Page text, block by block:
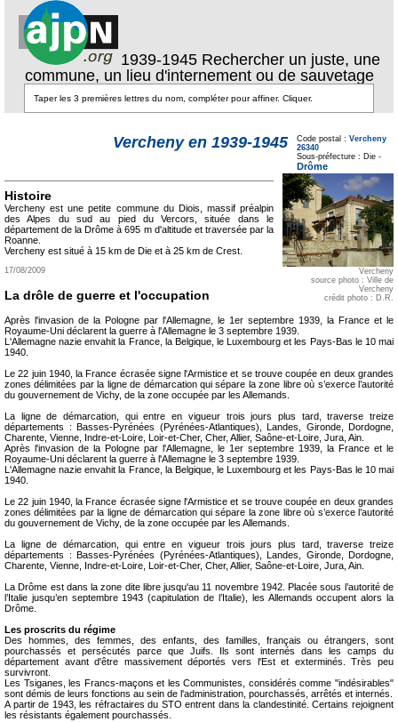
1939-1945 Rechercher un juste, une
commune, un lieu d'internement ou de sauvetage
Vercheny en 1939-1945
Code postal : Vercheny
26340
Sous-préfecture : Die -
Drôme
Vercheny
source photo : Ville de
Vercheny
crédit photo : D.R.
Histoire
Vercheny est une petite commune du Diois, massif préalpin
des Alpes du sud au pied du Vercors, située dans le
département de la Drôme à 695 m d'altitude et traversée par la
Roanne.
Vercheny est situé à 15 km de Die et à 25 km de Crest.
17/08/2009
La drôle de guerre et l'occupation
Après l'invasion de la Pologne par l'Allemagne, le 1er septembre 1939, la France et le
Royaume-Uni déclarent la guerre à l'Allemagne le 3 septembre 1939.
L'Allemagne nazie envahit la France, la Belgique, le Luxembourg et les Pays-Bas le 10 mai
1940.
Le 22 juin 1940, la France écrasée signe l'Armistice et se trouve coupée en deux grandes
zones délimitées par la ligne de démarcation qui sépare la zone libre où s’exerce l’autorité
du gouvernement de Vichy, de la zone occupée par les Allemands.
La ligne de démarcation, qui entre en vigueur trois jours plus tard, traverse treize
départements : Basses-Pyrénées (Pyrénées-Atlantiques), Landes, Gironde, Dordogne,
Charente, Vienne, Indre-et-Loire, Loir-et-Cher, Cher, Allier, Saône-et-Loire, Jura, Ain.
Après l'invasion de la Pologne par l'Allemagne, le 1er septembre 1939, la France et le
Royaume-Uni déclarent la guerre à l'Allemagne le 3 septembre 1939.
L'Allemagne nazie envahit la France, la Belgique, le Luxembourg et les Pays-Bas le 10 mai
1940.
Le 22 juin 1940, la France écrasée signe l'Armistice et se trouve coupée en deux grandes
zones délimitées par la ligne de démarcation qui sépare la zone libre où s’exerce l’autorité
du gouvernement de Vichy, de la zone occupée par les Allemands.
La ligne de démarcation, qui entre en vigueur trois jours plus tard, traverse treize
départements : Basses-Pyrénées (Pyrénées-Atlantiques), Landes, Gironde, Dordogne,
Charente, Vienne, Indre-et-Loire, Loir-et-Cher, Cher, Allier, Saône-et-Loire, Jura, Ain.
La Drôme est dans la zone dite libre jusqu'au 11 novembre 1942. Placée sous l’autorité de
l’Italie jusqu’en septembre 1943 (capitulation de l’Italie), les Allemands occupent alors la
Drôme.
Les proscrits du régime
Des hommes, des femmes, des enfants, des familles, français ou étrangers, sont
pourchassés et persécutés parce que Juifs. Ils sont internés dans les camps du
département avant d'être massivement déportés vers l'Est et exterminés. Très peu
survivront.
Les Tsiganes, les Francs-maçons et les Communistes, considérés comme "indésirables"
sont démis de leurs fonctions au sein de l'administration, pourchassés, arrêtés et internés.
A partir de 1943, les réfractaires du STO entrent dans la clandestinité. Certains rejoignent
les résistants également pourchassés.